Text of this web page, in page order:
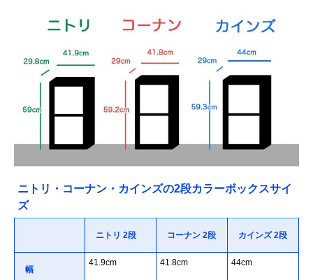
ニトリ・コーナン・カインズの2段カラーボックスサイ
ズ
ニトリ 2段 コーナン 2段 カインズ 2段
幅
41.9cm 41.8cm 44cm